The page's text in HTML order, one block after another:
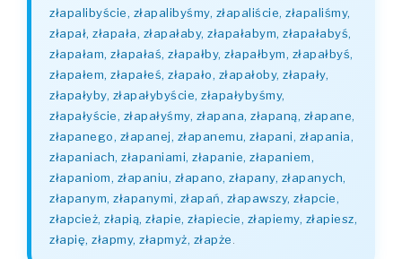
złapalibyście, złapalibyśmy, złapaliście, złapaliśmy,
złapał, złapała, złapałaby, złapałabym, złapałabyś,
złapałam, złapałaś, złapałby, złapałbym, złapałbyś,
złapałem, złapałeś, złapało, złapałoby, złapały,
złapałyby, złapałybyście, złapałybyśmy,
złapałyście, złapałyśmy, złapana, złapaną, złapane,
złapanego, złapanej, złapanemu, złapani, złapania,
złapaniach, złapaniami, złapanie, złapaniem,
złapaniom, złapaniu, złapano, złapany, złapanych,
złapanym, złapanymi, złapań, złapawszy, złapcie,
złapcież, złapią, złapie, złapiecie, złapiemy, złapiesz,
złapię, złapmy, złapmyż, złapże